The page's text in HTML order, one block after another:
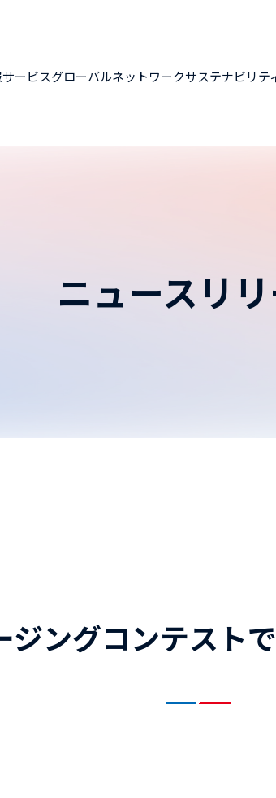
サービスグローバルネットワークサステナビリテ
ニュースリ
ングコンテスト